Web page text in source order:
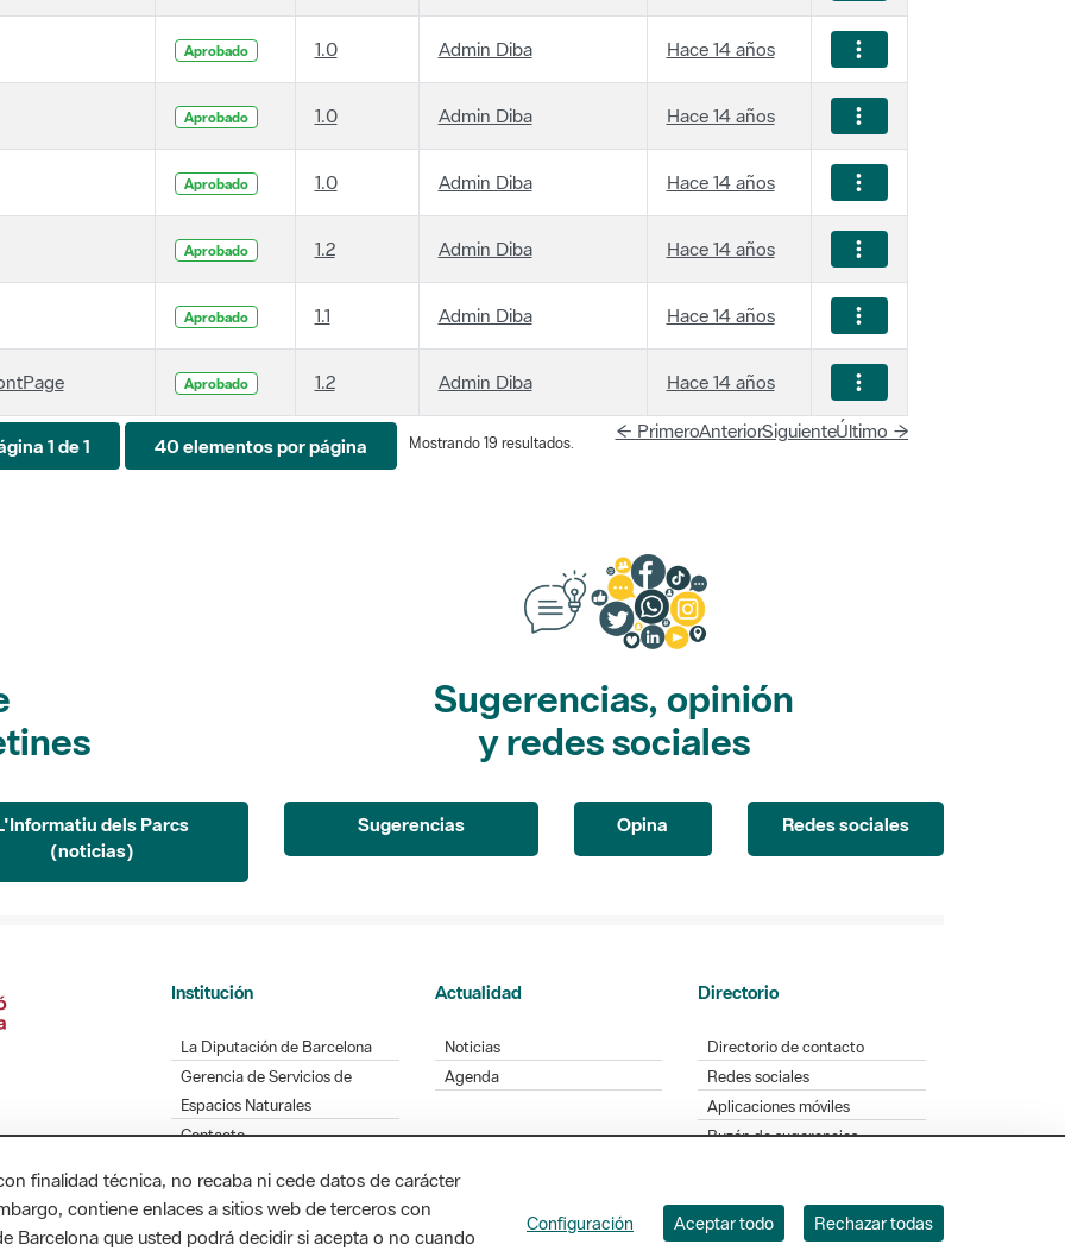
Aprobado 1.0 Admin Diba Hace 14 años
1.0 Admin Diba Hace 14 años
Aprobado 1.0 Admin Diba Hace 14 años
1.2 Admin Diba Hace 14 años
Aprobado 1.1 Admin Diba Hace 14 años
1.2 Admin Diba Hace 14 años
1 de 1 40 elementos por página Mostrando 19 resultados.
SiguienteÚltimo →
(noticias)
y redes sociales
Gerencia de Servicios de
Espacios Naturales
Contacto
Agenda
Redes sociales
Aplicaciones móviles
Buzón de sugerencias
Opinión sobre los parques
Diputación de Barcelona. Edifici Llacuna, 1a planta. Badajoz, 49. 08005 Barcelona. Tel. 934 022 428
/ xarxaparcs@diba.cat
finalidad técnica, no recaba ni cede datos de carácter
contiene enlaces a sitios web de terceros con
Barcelona que usted podrá decidir si acepta o no cuando
Configuración Aceptar todo Rechazar todas